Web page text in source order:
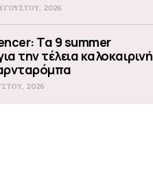
2026
Τα 9 summer
την τέλεια καλοκαιρινή
2026